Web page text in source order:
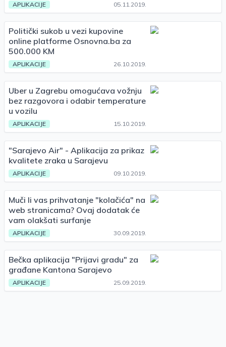
APLIKACIJE 05.11.2019.
Politički sukob u vezi kupovine
online platforme Osnovna.ba za
500.000 KM
APLIKACIJE 26.10.2019.
Uber u Zagrebu omogućava vožnju
bez razgovora i odabir temperature
u vozilu
APLIKACIJE 15.10.2019.
"Sarajevo Air" - Aplikacija za prikaz
kvalitete zraka u Sarajevu
APLIKACIJE 09.10.2019.
Muči li vas prihvatanje "kolačića" na
web stranicama? Ovaj dodatak će
vam olakšati surfanje
APLIKACIJE 30.09.2019.
Bečka aplikacija "Prijavi gradu" za
građane Kantona Sarajevo
APLIKACIJE 25.09.2019.